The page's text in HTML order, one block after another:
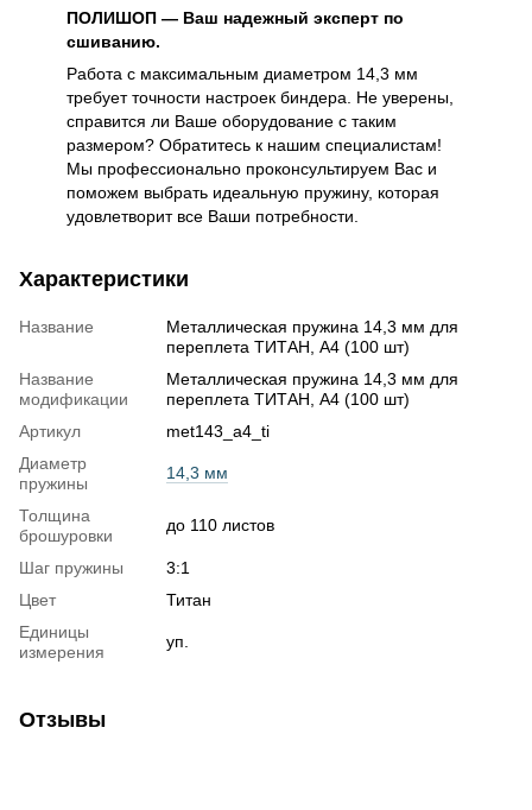
ПОЛИШОП — Ваш надежный эксперт по
сшиванию.
Работа с максимальным диаметром 14,3 мм
требует точности настроек биндера. Не уверены,
справится ли Ваше оборудование с таким
размером? Обратитесь к нашим специалистам!
Мы профессионально проконсультируем Вас и
поможем выбрать идеальную пружину, которая
удовлетворит все Ваши потребности.
Характеристики
Название
Металлическая пружина 14,3 мм для
переплета ТИТАН, А4 (100 шт)
Название
модификации
Металлическая пружина 14,3 мм для
переплета ТИТАН, А4 (100 шт)
Артикул
met143_a4_ti
Диаметр
пружины
14,3 мм
Толщина
брошуровки
до 110 листов
Шаг пружины
3:1
Цвет
Титан
Единицы
измерения
уп.
Отзывы